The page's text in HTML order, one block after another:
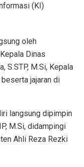
(KI)
oleh
Dinas
S.STP, M.Si, Kepala
jajaran di
langsung dipimpin
M.Si, didampingi
Ahli Reza Rezki